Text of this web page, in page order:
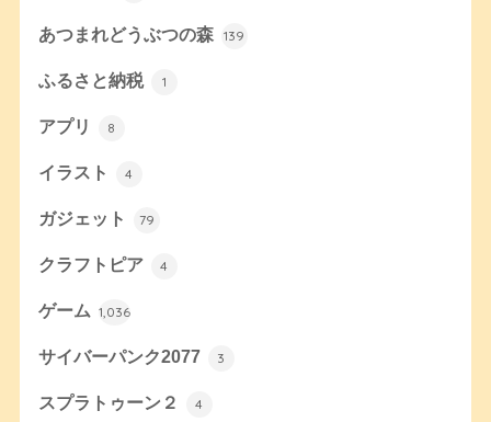
あつまれどうぶつの森 139
ふるさと納税 1
アプリ 8
イラスト 4
ガジェット 79
クラフトピア 4
ゲーム 1,036
サイバーパンク2077 3
スプラトゥーン２ 4